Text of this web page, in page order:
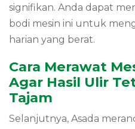
signifikan. Anda dapat
bodi mesin ini untuk
harian yang berat.
Cara Merawat
Agar Hasil Ulir
Tajam
Selanjutnya, Asada